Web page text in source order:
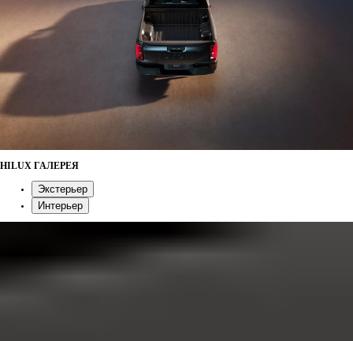
HILUX ГАЛЕРЕЯ
Экстерьер
Интерьер